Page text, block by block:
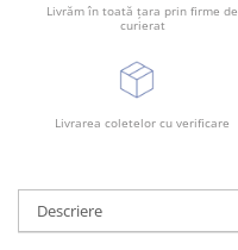
Overfender aripa
Panou acoperire trigger
Plafon
Rama radiator
Livrăm în toată țara prin firme de
curierat
Livrarea coletelor cu verificare
Descriere